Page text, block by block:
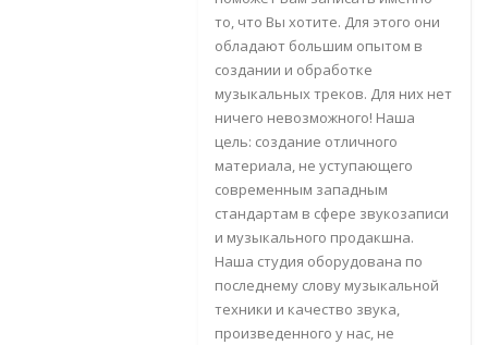
то, что Вы хотите. Для этого они
обладают большим опытом в
создании и обработке
музыкальных треков. Для них нет
ничего невозможного! Наша
цель: создание отличного
материала, не уступающего
современным западным
стандартам в сфере звукозаписи
и музыкального продакшна.
Наша студия оборудована по
последнему слову музыкальной
техники и качество звука,
произведенного у нас, не